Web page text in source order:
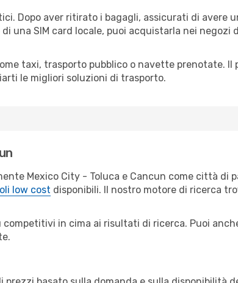
Dopo aver ritirato i bagagli, assicurati di avere
una SIM card locale, puoi acquistarla nei negozi
taxi, trasporto pubblico o navette prenotate. Il
le migliori soluzioni di trasporto.
Mexico City - Toluca e Cancun come città di
low cost disponibili. Il nostro motore di ricerca
in cima ai risultati di ricerca. Puoi